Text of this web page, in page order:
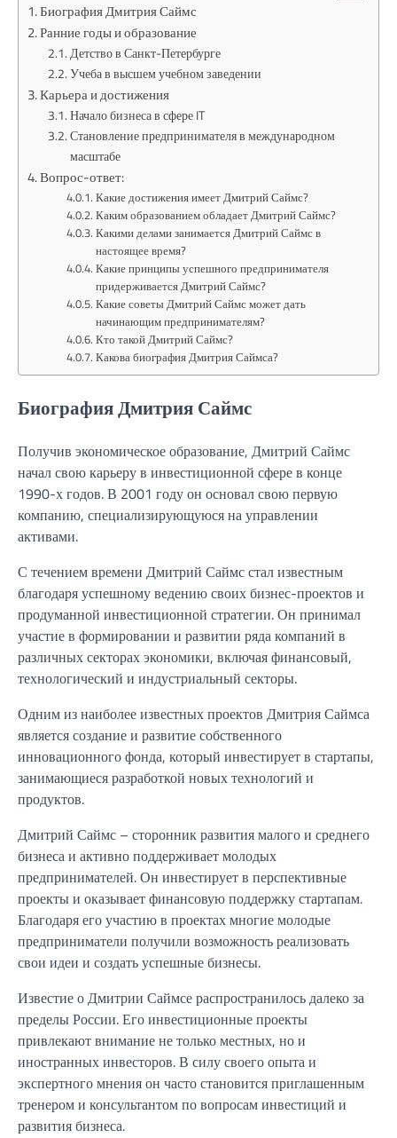
Биография Дмитрия Саймс
Ранние годы и образование
Детство в Санкт-Петербурге
Учеба в высшем учебном заведении
Карьера и достижения
Начало бизнеса в сфере IT
Становление предпринимателя в международном
масштабе
Вопрос-ответ:
Какие достижения имеет Дмитрий Саймс?
Каким образованием обладает Дмитрий Саймс?
Какими делами занимается Дмитрий Саймс в
настоящее время?
Какие принципы успешного предпринимателя
придерживается Дмитрий Саймс?
Какие советы Дмитрий Саймс может дать
начинающим предпринимателям?
Кто такой Дмитрий Саймс?
Какова биография Дмитрия Саймса?
Биография Дмитрия Саймс
Получив экономическое образование, Дмитрий Саймс
начал свою карьеру в инвестиционной сфере в конце
1990-х годов. В 2001 году он основал свою первую
компанию, специализирующуюся на управлении
активами.
С течением времени Дмитрий Саймс стал известным
благодаря успешному ведению своих бизнес-проектов и
продуманной инвестиционной стратегии. Он принимал
участие в формировании и развитии ряда компаний в
различных секторах экономики, включая финансовый,
технологический и индустриальный секторы.
Одним из наиболее известных проектов Дмитрия Саймса
является создание и развитие собственного
инновационного фонда, который инвестирует в стартапы,
занимающиеся разработкой новых технологий и
продуктов.
Дмитрий Саймс – сторонник развития малого и среднего
бизнеса и активно поддерживает молодых
предпринимателей. Он инвестирует в перспективные
проекты и оказывает финансовую поддержку стартапам.
Благодаря его участию в проектах многие молодые
предприниматели получили возможность реализовать
свои идеи и создать успешные бизнесы.
Известие о Дмитрии Саймсе распространилось далеко за
пределы России. Его инвестиционные проекты
привлекают внимание не только местных, но и
иностранных инвесторов. В силу своего опыта и
экспертного мнения он часто становится приглашенным
тренером и консультантом по вопросам инвестиций и
развития бизнеса.